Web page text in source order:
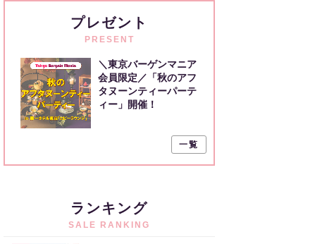
プレゼント
PRESENT
＼東京バーゲンマニア
会員限定／「秋のアフ
タヌーンティーパーテ
ィー」開催！
一覧
ランキング
SALE RANKING